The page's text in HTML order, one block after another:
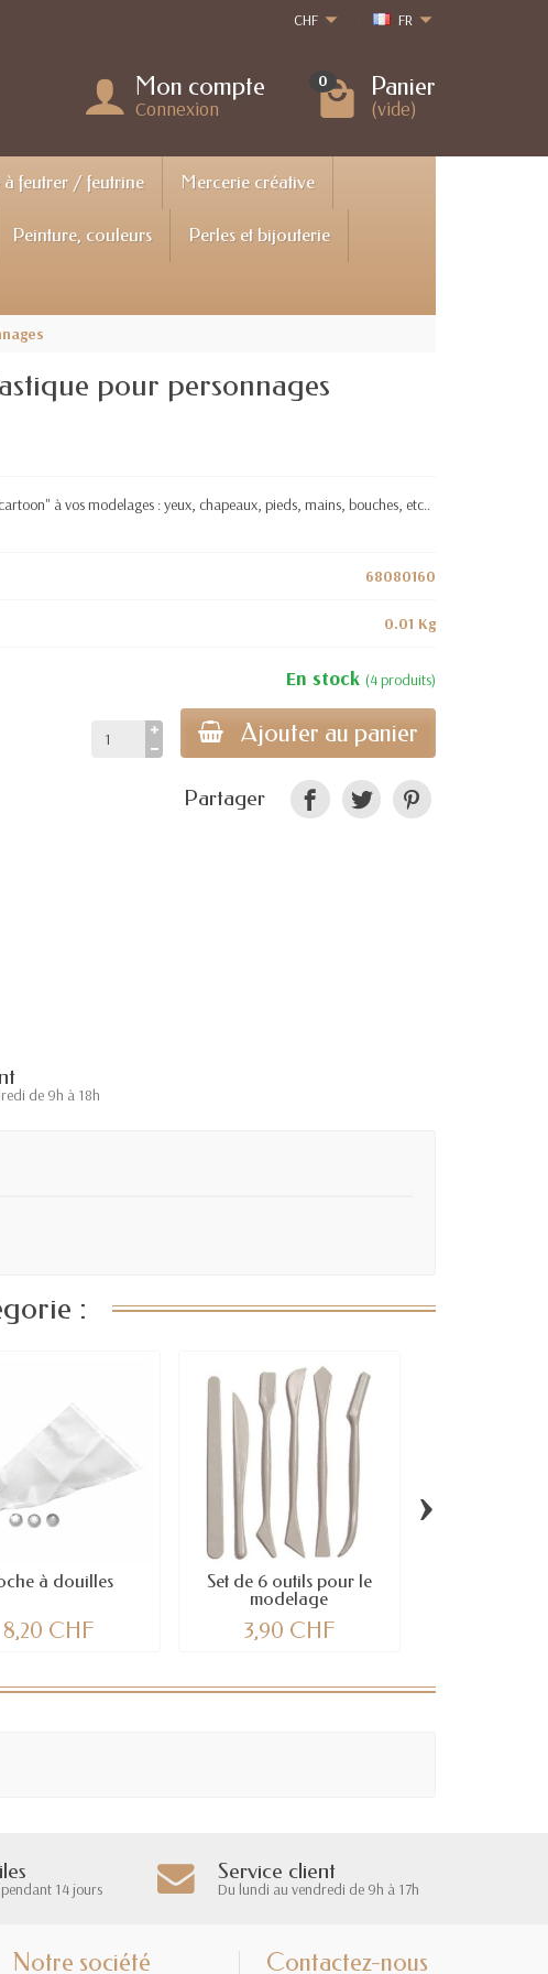
CHF FR
Mon compte
Connexion
0 Panier
(vide)
à feutrer / feutrine Mercerie créative
Peinture, couleurs Perles et bijouterie
pour personnages
à vos modelages : yeux, chapeaux, pieds, mains, bouches, etc..
68080160
0.01 Kg
En stock (4 produits)
Ajouter au panier
Partager
de 9h à 18h
:
à douilles
8,20 CHF
Set de 6 outils pour le
modelage
3,90 CHF
›
14 jours
Service client
Du lundi au vendredi de 9h à 17h
Notre société Contactez-nous